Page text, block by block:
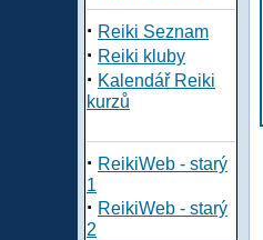
· Reiki Seznam
· Reiki kluby
· Kalendář Reiki
kurzů
· ReikiWeb - starý
1
· ReikiWeb - starý
2